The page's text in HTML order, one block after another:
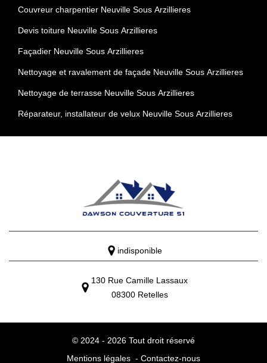
Couvreur charpentier Neuville Sous Arzillieres
Devis toiture Neuville Sous Arzillieres
Façadier Neuville Sous Arzillieres
Nettoyage et ravalement de façade Neuville Sous Arzillieres
Nettoyage de terrasse Neuville Sous Arzillieres
Réparateur, installateur de velux Neuville Sous Arzillieres
indisponible
130 Rue Camille Lassaux
08300 Retelles
© 2024 - 2026 Tout droit réservé
Mentions légales - Contactez-nous